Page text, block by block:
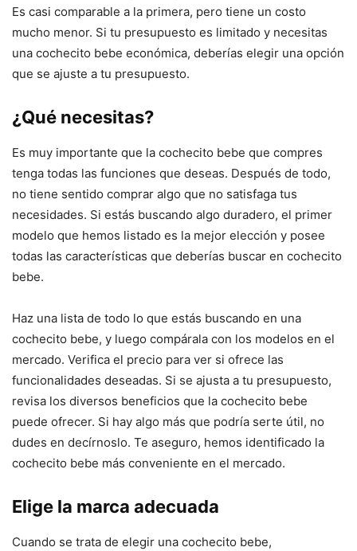
Es casi comparable a la primera, pero tiene un costo
mucho menor. Si tu presupuesto es limitado y necesitas
una cochecito bebe económica, deberías elegir una opción
que se ajuste a tu presupuesto.
¿Qué necesitas?
Es muy importante que la cochecito bebe que compres
tenga todas las funciones que deseas. Después de todo,
no tiene sentido comprar algo que no satisfaga tus
necesidades. Si estás buscando algo duradero, el primer
modelo que hemos listado es la mejor elección y posee
todas las características que deberías buscar en cochecito
bebe.
Haz una lista de todo lo que estás buscando en una
cochecito bebe, y luego compárala con los modelos en el
mercado. Verifica el precio para ver si ofrece las
funcionalidades deseadas. Si se ajusta a tu presupuesto,
revisa los diversos beneficios que la cochecito bebe
puede ofrecer. Si hay algo más que podría serte útil, no
dudes en decírnoslo. Te aseguro, hemos identificado la
cochecito bebe más conveniente en el mercado.
Elige la marca adecuada
Cuando se trata de elegir una cochecito bebe,